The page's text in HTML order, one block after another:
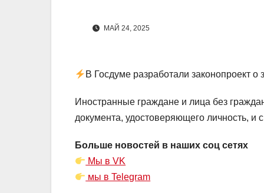
МАЙ 24, 2025
В Госдуме разработали законопроект
Иностранные граждане и лица без
документа, удостоверяющего личность, и
Больше новостей в наших соц сетях
Мы в VK
мы в Telegram